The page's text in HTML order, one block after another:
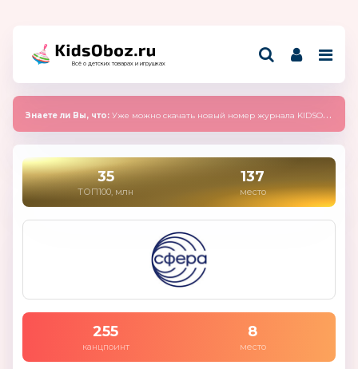
Всё о детских товарах и игрушках
Знаете ли Вы, что: Уже можно скачать новый номер журнала KIDSOBOZ 2025 (сентябрь)
35
ТОП100, млн
137
место
255
канцпоинт
8
место